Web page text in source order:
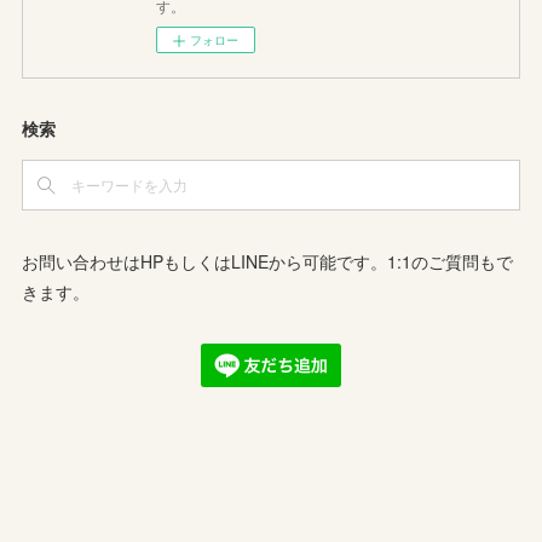
す。
フォロー
検索
お問い合わせはHPもしくはLINEから可能です。1:1のご質問もで
きます。